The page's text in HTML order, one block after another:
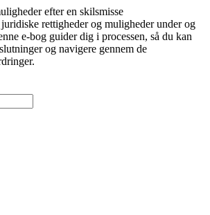
efter en skilsmisse
rettigheder og muligheder under og
e-bog guider dig i processen, så du kan
og navigere gennem de